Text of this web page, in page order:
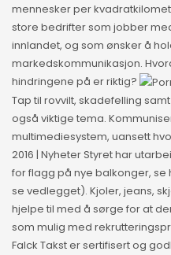
mennesker per
store bedrifter som jobber
innlandet, og som ønsker å
markedskommunikasjon.
hindringene på er riktig?
Tap til rovvilt, skadefelling
også viktige tema.
multimediesystem, uansett
2016 | Nyheter Styret har
for flagg på nye balkonger,
se vedlegget). Kjoler, jeans,
hjelpe til med å sørge for at
som mulig med
Falck Takst er sertifisert og